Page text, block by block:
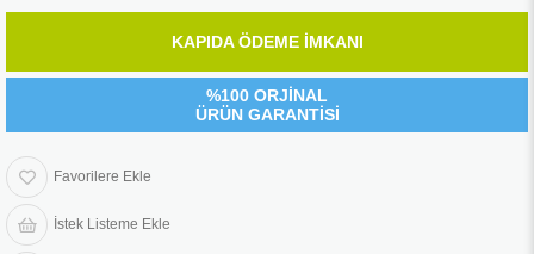
KAPIDA ÖDEME İMKANI
%100 ORJİNAL
ÜRÜN GARANTİSİ
Favorilere Ekle
İstek Listeme Ekle